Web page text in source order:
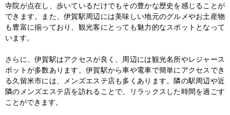
寺院が点在し、歩いているだけでもその豊かな歴史を感じることが
できます。また、伊賀駅周辺には美味しい地元のグルメやお土産物
も豊富に揃っており、観光客にとっても魅力的なスポットとなって
います。
さらに、伊賀駅はアクセスが良く、周辺には観光名所やレジャース
ポットが多数あります。伊賀駅から車や電車で簡単にアクセスでき
る久留米市には、メンズエステ店も多くあります。隣の駅周辺や近
隣のメンズエステ店を訪れることで、リラックスした時間を過ごす
ことができます。